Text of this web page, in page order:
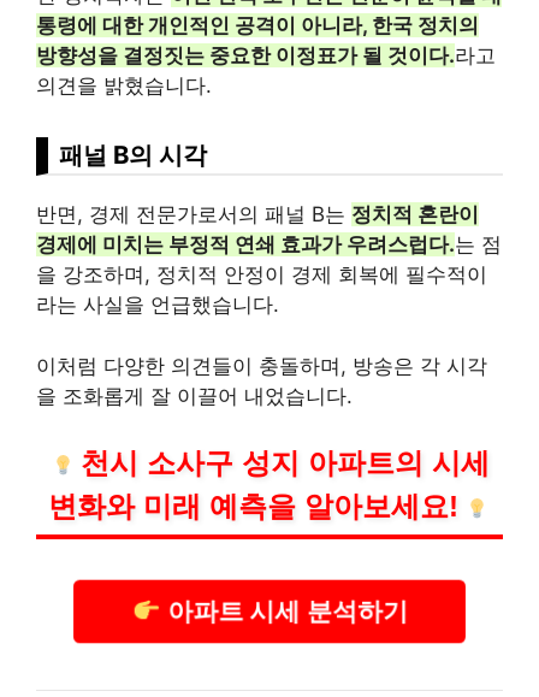
통령에 대한개인적인 공격이 아니라, 한국 정치의
방향성을 결정짓는 중요한 이정표가 될 것이다.라고
의견을 밝혔습니다.
패널 B의 시각
반면, 경제 전문가로서의 패널 B는 정치적 혼란이
경제에 미치는 부정적 연쇄 효과가 우려스럽다.는 점
을 강조하며, 정치적 안정이 경제 회복에 필수적이
라는 사실을 언급했습니다.
이처럼 다양한 의견들이 충돌하며, 방송은 각 시각
을 조화롭게 잘 이끌어 내었습니다.
천시 소사구 성지 아파트의 시세
변화와 미래 예측을 알아보세요!
아파트 시세 분석하기